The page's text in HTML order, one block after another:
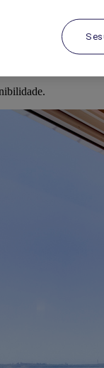
Vitória
aeroporto.